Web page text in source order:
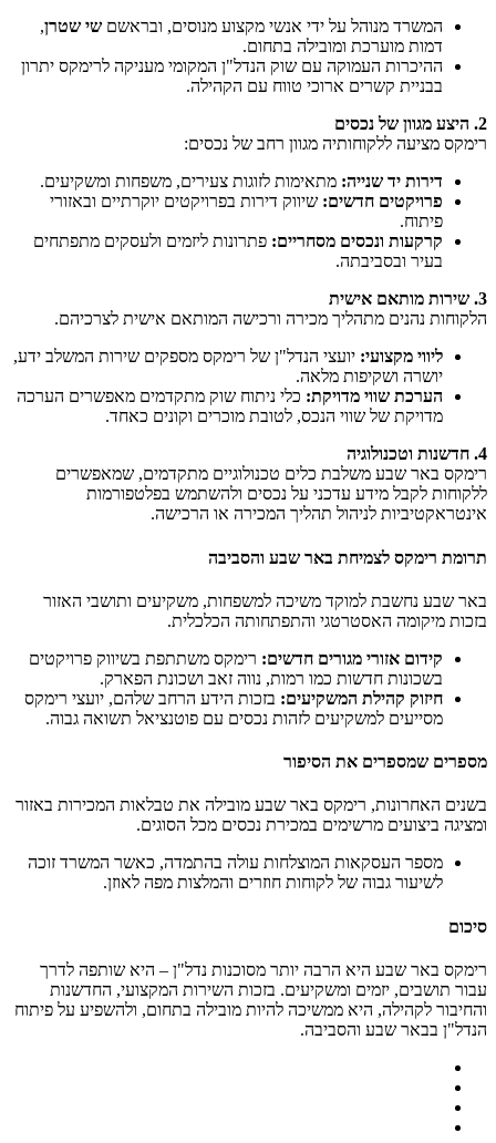
המשרד מנוהל על ידי אנשי מקצוע מנוסים, ובראשם שי שטרן,
דמות מוערכת ומובילה בתחום.
ההיכרות העמוקה עם שוק הנדל"ן המקומי מעניקה לרימקס יתרון
בבניית קשרים ארוכי טווח עם הקהילה.
2. היצע מגוון של נכסים
רימקס מציעה ללקוחותיה מגוון רחב של נכסים:
דירות יד שנייה: מתאימות לזוגות צעירים, משפחות ומשקיעים.
פרויקטים חדשים: שיווק דירות בפרויקטים יוקרתיים ובאזורי
פיתוח.
קרקעות ונכסים מסחריים: פתרונות ליזמים ולעסקים מתפתחים
בעיר ובסביבתה.
3. שירות מותאם אישית
הלקוחות נהנים מתהליך מכירה ורכישה המותאם אישית לצרכיהם.
ליווי מקצועי: יועצי הנדל"ן של רימקס מספקים שירות המשלב ידע,
יושרה ושקיפות מלאה.
הערכת שווי מדויקת: כלי ניתוח שוק מתקדמים מאפשרים הערכה
מדויקת של שווי הנכס, לטובת מוכרים וקונים כאחד.
4. חדשנות וטכנולוגיה
רימקס באר שבע משלבת כלים טכנולוגיים מתקדמים, שמאפשרים
ללקוחות לקבל מידע עדכני על נכסים ולהשתמש בפלטפורמות
אינטראקטיביות לניהול תהליך המכירה או הרכישה.
תרומת רימקס לצמיחת באר שבע והסביבה
באר שבע נחשבת למוקד משיכה למשפחות, משקיעים ותושבי האזור
בזכות מיקומה האסטרטגי והתפתחותה הכלכלית.
קידום אזורי מגורים חדשים: רימקס משתתפת בשיווק פרויקטים
בשכונות חדשות כמו רמות, נווה זאב ושכונת הפארק.
חיזוק קהילת המשקיעים: בזכות הידע הרחב שלהם, יועצי רימקס
מסייעים למשקיעים לזהות נכסים עם פוטנציאל תשואה גבוה.
מספרים שמספרים את הסיפור
בשנים האחרונות, רימקס באר שבע מובילה את טבלאות המכירות באזור
ומציגה ביצועים מרשימים במכירת נכסים מכל הסוגים.
מספר העסקאות המוצלחות עולה בהתמדה, כאשר המשרד זוכה
לשיעור גבוה של לקוחות חוזרים והמלצות מפה לאוזן.
סיכום
רימקס באר שבע היא הרבה יותר מסוכנות נדל"ן – היא שותפה לדרך
עבור תושבים, יזמים ומשקיעים. בזכות השירות המקצועי, החדשנות
והחיבור לקהילה, היא ממשיכה להיות מובילה בתחום, ולהשפיע על פיתוח
הנדל"ן בבאר שבע והסביבה.